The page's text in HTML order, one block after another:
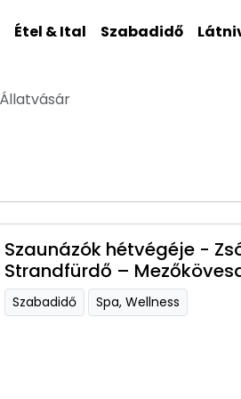
Étel & Ital Szabadidő
Állatvásár
Szaunázók hétvégéje -
Strandfürdő –
Szabadidő Spa, Wellness